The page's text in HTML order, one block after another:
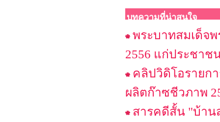
บทความที่น่าสนใจ
พระบาทสมเด็จ
2556 แก่ประชาช
คลิปวิดิโอรายก
ผลิตก๊าซชีวภาพ
สารคดีสั้น "บ้าน